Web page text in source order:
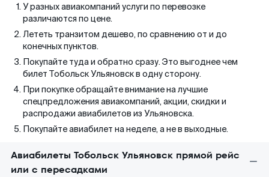
У разных авиакомпаний услуги по перевозке
различаются по цене.
Лететь транзитом дешево, по сравнению от и до
конечных пунктов.
Покупайте туда и обратно сразу. Это выгоднее чем
билет Тобольск Ульяновск в одну сторону.
При покупке обращайте внимание на лучшие
спецпредложения авиакомпаний, акции, скидки и
распродажи авиабилетов из Ульяновска.
Покупайте авиабилет на неделе, а не в выходные.
Авиабилеты Тобольск Ульяновск прямой рейс
или с пересадками